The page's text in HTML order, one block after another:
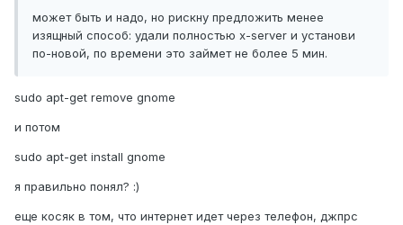
может быть и надо, но рискну предложить менее
изящный способ: удали полностью x-server и установи
по-новой, по времени это займет не более 5 мин.
sudo apt-get remove gnome
и потом
sudo apt-get install gnome
я правильно понял? :)
еще косяк в том, что интернет идет через телефон, джпрс